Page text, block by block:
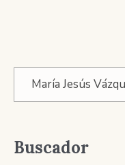
María Jesús
Buscador